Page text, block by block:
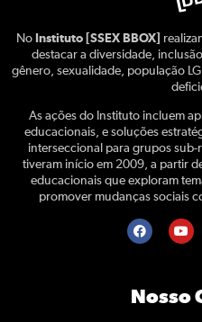
No Instituto [SSEX BBOX]
destacar a diversidade,
gênero, sexualidade, população
As ações do Instituto incluem
educacionais, e soluções
interseccional para grupos sub-
tiveram início em 2009, a partir
educacionais que exploram
promover mudanças sociais
Nosso